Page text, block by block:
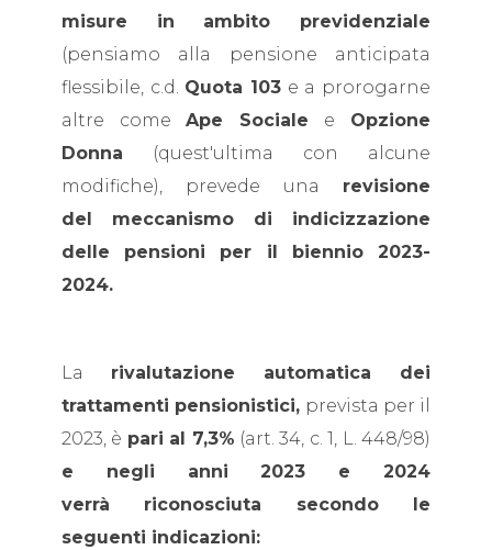
misure in ambito previdenziale
(pensiamo alla pensione anticipata
flessibile, c.d. Quota 103 e a prorogarne
altre comeApe Sociale e Opzione
Donna (quest'ultima con alcune
modifiche), prevede una revisione
del meccanismo di indicizzazione
delle pensioni per il biennio 2023-
2024.
La rivalutazione automatica dei
trattamenti pensionistici, prevista per il
2023, è pari al 7,3% (art. 34, c. 1, L. 448/98)
e negli anni 2023 e 2024
verrà riconosciuta secondo le
seguenti indicazioni: